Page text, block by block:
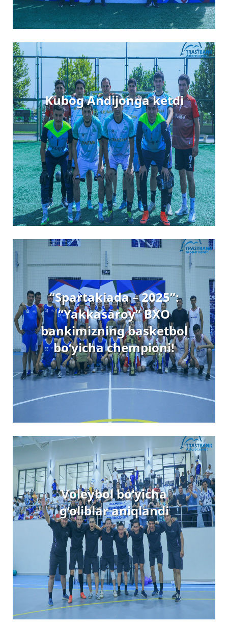
Kubog Andijonga ketdi
“Spartakiada – 2025”:
“Yakkasaroy” BXO
bankimizning basketbol
bo‘yicha chempioni!
Voleybol bo‘yicha
g‘oliblar aniqlandi